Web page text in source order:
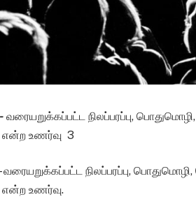
வரையறுக்கப்பட்ட நிலப்பரப்பு,
என்ற உணர்வு 3
வரையறுக்கப்பட்ட நிலப்பரப்பு,
என்ற உணர்வு.